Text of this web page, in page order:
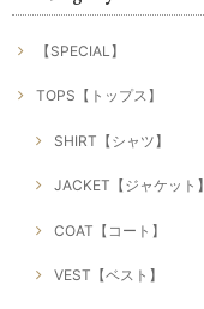
【SPECIAL】
TOPS【トップス】
SHIRT【シャツ】
JACKET【ジャケット】
COAT【コート】
VEST【ベスト】